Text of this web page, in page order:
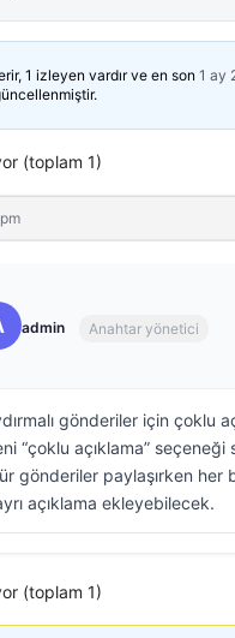
1 izleyen vardır ve en son 1 ay
(toplam 1)
admin Anahtar yönetici
gönderiler için çoklu
“çoklu açıklama” seçeneği
gönderiler paylaşırken her
açıklama ekleyebilecek.
(toplam 1)